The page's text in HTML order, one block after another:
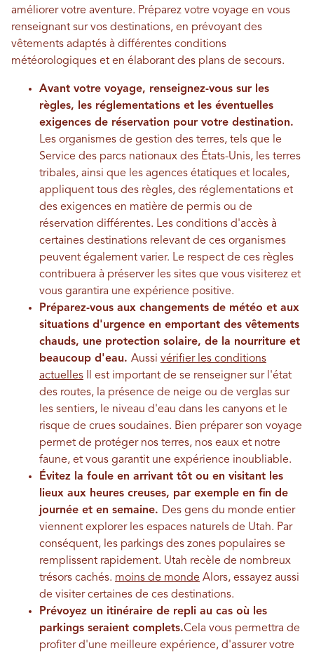
améliorer votre aventure. Préparez votre voyage en vous
renseignant sur vos destinations, en prévoyant des
vêtements adaptés à différentes conditions
météorologiques et en élaborant des plans de secours.
Avant votre voyage, renseignez-vous sur les
règles, les réglementations et les éventuelles
exigences de réservation pour votre destination.
Les organismes de gestion des terres, tels que le
Service des parcs nationaux des États-Unis, les terres
tribales, ainsi que les agences étatiques et locales,
appliquent tous des règles, des réglementations et
des exigences en matière de permis ou de
réservation différentes. Les conditions d'accès à
certaines destinations relevant de ces organismes
peuvent également varier. Le respect de ces règles
contribuera à préserver les sites que vous visiterez et
vous garantira une expérience positive.
Préparez-vous aux changements de météo et aux
situations d'urgence en emportant des vêtements
chauds, une protection solaire, de la nourriture et
beaucoup d'eau. Aussi vérifier les conditions
actuelles Il est important de se renseigner sur l'état
des routes, la présence de neige ou de verglas sur
les sentiers, le niveau d'eau dans les canyons et le
risque de crues soudaines. Bien préparer son voyage
permet de protéger nos terres, nos eaux et notre
faune, et vous garantit une expérience inoubliable.
Évitez la foule en arrivant tôt ou en visitant les
lieux aux heures creuses, par exemple en fin de
journée et en semaine. Des gens du monde entier
viennent explorer les espaces naturels de Utah. Par
conséquent, les parkings des zones populaires se
remplissent rapidement. Utah recèle de nombreux
trésors cachés. moins de monde Alors, essayez aussi
de visiter certaines de ces destinations.
Prévoyez un itinéraire de repli au cas où les
parkings seraient complets.Cela vous permettra de
profiter d'une meilleure expérience, d'assurer votre